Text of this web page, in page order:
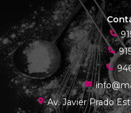
Av. Javier Prado